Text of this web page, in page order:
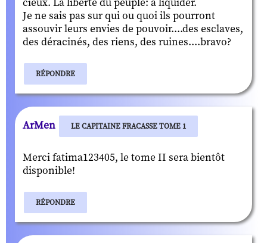
cieux. La liberté du peuple: à liquider.
Je ne sais pas sur qui ou quoi ils pourront
assouvir leurs envies de pouvoir....des esclaves,
des déracinés, des riens, des ruines....bravo?
RÉPONDRE
ArMen LE CAPITAINE FRACASSE TOME 1
Merci fatima123405, le tome II sera bientôt
disponible!
RÉPONDRE